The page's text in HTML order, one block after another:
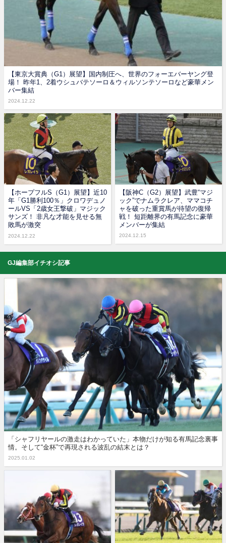
【東京大賞典（G1）展望】国内制圧へ、世界のフォーエバーヤング登
場！ 昨年1、2着ウシュバテソーロ＆ウィルソンテソーロなど豪華メン
バー集結
2024.12.22
【ホープフルS（G1）展望】近10
年「G1勝利100％」クロワデュノ
ールVS「2歳女王撃破」マジック
サンズ！ 非凡な才能を見せる無
敗馬が激突
2024.12.22
【阪神C（G2）展望】武豊“マジ
ック”でナムラクレア、ママコチ
ャを破った重賞馬が待望の復帰
戦！ 短距離界の有馬記念に豪華
メンバーが集結
2024.12.15
GJ編集部イチオシ記事
「シャフリヤールの激走はわかっていた」本物だけが知る有馬記念裏事
情。そして“金杯”で再現される波乱の結末とは？
2025.01.02